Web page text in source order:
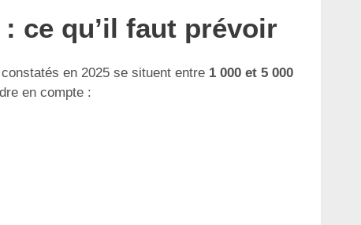
ce qu’il faut prévoir
en 2025 se situent entre 1 000 et 5 000
en compte :